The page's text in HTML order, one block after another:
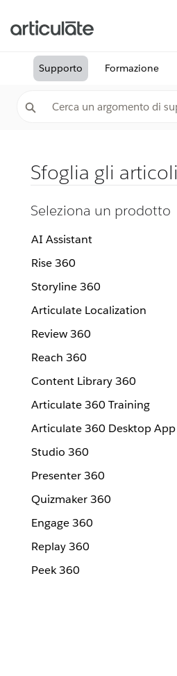
Supporto Formazione
Sfoglia gli articoli
Seleziona un prodotto
AI Assistant
Rise 360
Storyline 360
Articulate Localization
Review 360
Reach 360
Content Library 360
Articulate 360 Training
Articulate 360 Desktop App
Studio 360
Presenter 360
Quizmaker 360
Engage 360
Replay 360
Peek 360